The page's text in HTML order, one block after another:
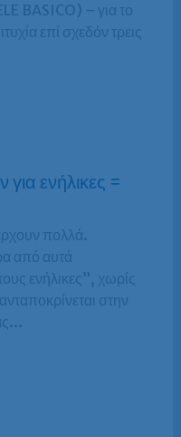
BASICO) – για το
επί σχεδόν τρεις
ενήλικες =
πολλά.
από αυτά
ενήλικες”, χωρίς
στην